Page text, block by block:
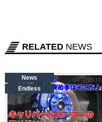
RELATED NEWS
News
Endless